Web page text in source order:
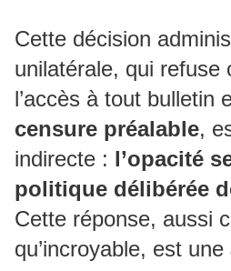
Cette décision
unilatérale, qui refuse
l’accès à tout bulletin
censure préalable,
indirecte : l’opacité
politique délibérée
Cette réponse, aussi
qu’incroyable, est une